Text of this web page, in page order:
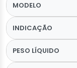
MODELO
INDICAÇÃO
PESO LÍQUIDO